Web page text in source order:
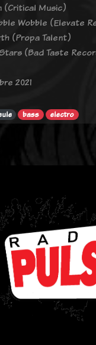
(Critical Music)
Wobble (Elevate
(Propa Talent)
(Bad Taste
2021
bass electro